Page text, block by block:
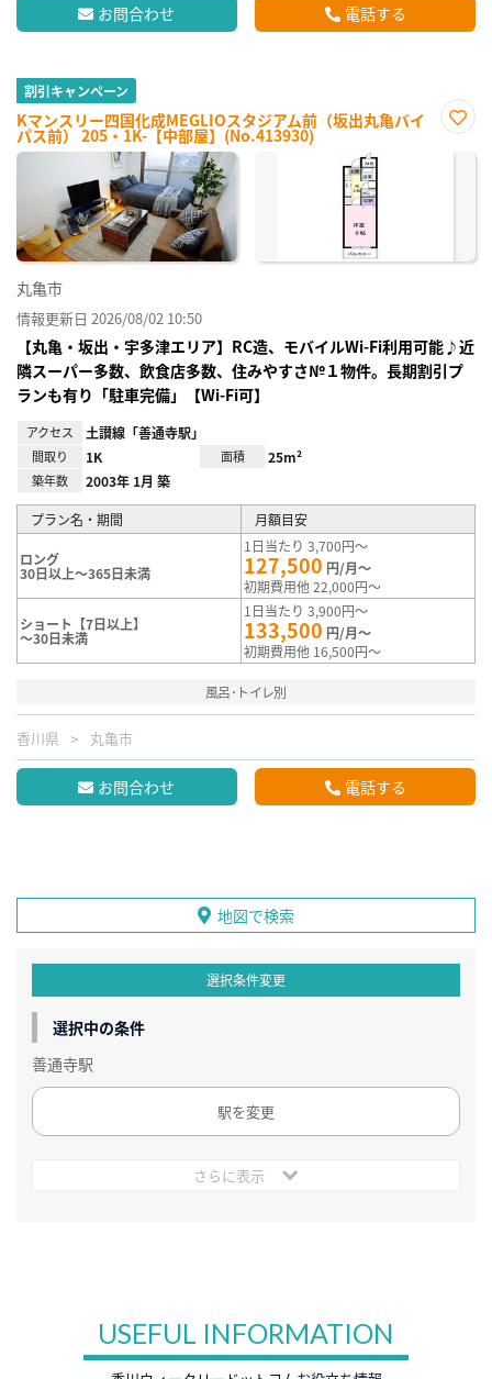
お問合わせ 電話する
割引キャンペーン
Kマンスリー四国化成MEGLIOスタジアム前（坂出丸亀バイ
パス前） 205・1K-【中部屋】(No.413930)
に入
丸亀市
情報更新日 2026/08/02 10:50
【丸亀・坂出・宇多津エリア】RC造、モバイルWi-Fi利用可能♪近
隣スーパー多数、飲食店多数、住みやすさ№１物件。長期割引プ
ランも有り「駐車完備」【Wi-Fi可】
アクセス 土讃線「善通寺駅」
間取り 1K 面積 25m²
築年数 2003年 1月 築
プラン名・期間 月額目安
ロング
30日以上～365日未満
1日当たり 3,700円～
127,500 円/月～
初期費用他 22,000円～
ショート【7日以上】
～30日未満
1日当たり 3,900円～
133,500 円/月～
初期費用他 16,500円～
風呂･トイレ別
香川県 丸亀市
お問合わせ 電話する
地図で検索
選択条件変更
選択中の条件
善通寺駅
駅を変更
さらに表示
USEFUL INFORMATION